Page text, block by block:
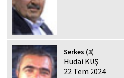
Serkes (3)
Hüdai KUŞ
22 Tem 2024